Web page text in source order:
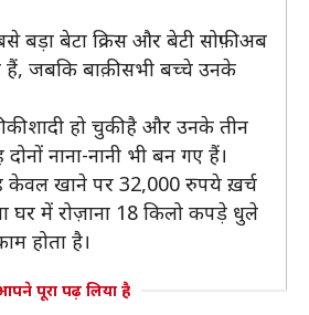
बड़ा बेटा क्रिस और बेटी सोफ़ी अब
जबकि बाक़ी सभी बच्चे उनके
की शादी हो चुकी है और उनके तीन
नाना-नानी भी बन गए हैं।
केवल खाने पर 32,000 रुपये ख़र्च
घर में रोज़ाना 18 किलो कपड़े धुले
होता है।
पूरा पढ़ लिया है